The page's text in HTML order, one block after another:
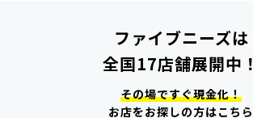
ファイブニーズは
全国17店舗展開中！
その場ですぐ現金化！
お店をお探しの方はこちら